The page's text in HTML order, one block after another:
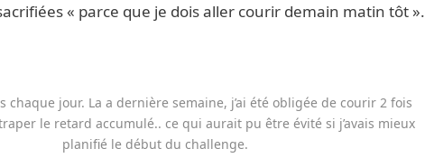
« parce que je dois aller courir demain matin tôt ».
chaque jour. La a dernière semaine, j’ai été obligée de courir 2 fois
le retard accumulé.. ce qui aurait pu être évité si j’avais mieux
planifié le début du challenge.